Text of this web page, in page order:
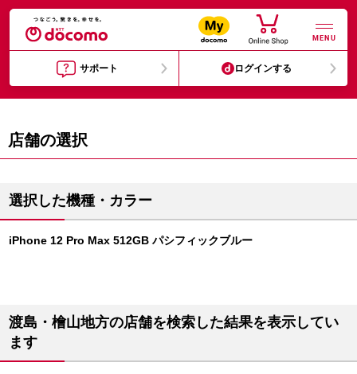
MENU
サポート ログインする
店舗の選択
選択した機種・カラー
iPhone 12 Pro Max 512GB パシフィックブルー
渡島・檜山地方の店舗を検索した結果を表示してい
ます